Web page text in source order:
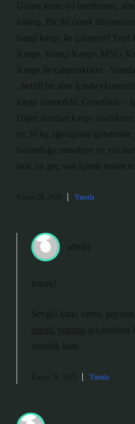
Girişte konu iyi özetlenmiş,
kalmış. Bir iki örnek
hangi kargo ile çalışıyor?
Kargo, Yurtiçi Kargo, MNG
Kargo ile çalışmaktadır .
, belirli bir süre içinde ekonomik
kargo hizmetidir. Genellikle – iş
Diğer standart kargo
ve 30 kg ağırlığında gönderiler
bulunduğu mesafeye ve yol
saat, en geç saat içinde teslim
Kasım 28, 2025 Yanıtla
admin
Irmak!
Sevgili katkı veren,
estetik yönünü
güçlendirdi
derinlik kattı.
Kasım 28, 2025 Yanıtla